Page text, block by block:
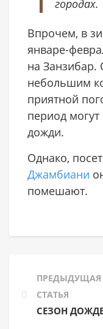
городах.
Впрочем, в
январе-
на Занзибар.
небольшим
приятной
период
дожди.
Однако,
Джамбиани
помешают.
ПРЕДЫДУЩАЯ
СТАТЬЯ
СЕЗОН